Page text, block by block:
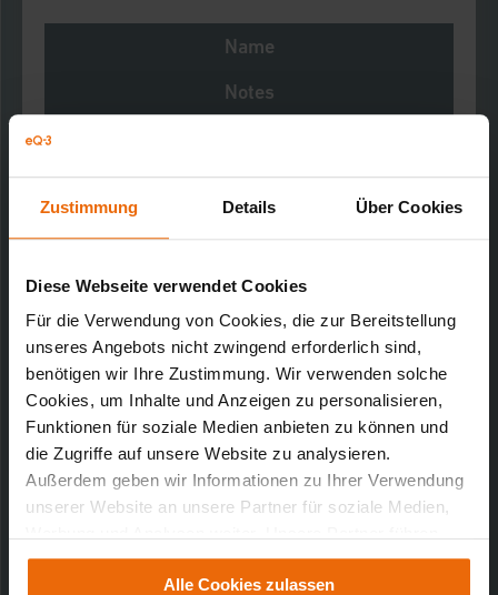
Zustimmung Details Über Cookies
Diese Webseite verwendet Cookies
Für die Verwendung von Cookies, die zur Bereitstellung
unseres Angebots nicht zwingend erforderlich sind,
benötigen wir Ihre Zustimmung. Wir verwenden solche
Cookies, um Inhalte und Anzeigen zu personalisieren,
Funktionen für soziale Medien anbieten zu können und
die Zugriffe auf unsere Website zu analysieren.
Außerdem geben wir Informationen zu Ihrer Verwendung
unserer Website an unsere Partner für soziale Medien,
diese Informationen möglicherweise mit weiteren Daten
zusammen, die Sie ihnen bereitgestellt haben oder die
Alle Cookies zulassen
Name
Notes
FAZ 3000 Funk-Alarmwähler
Kurz-Bez.: FAZ-AW-3
12.08.2010
45,7 KB
Technischer Support